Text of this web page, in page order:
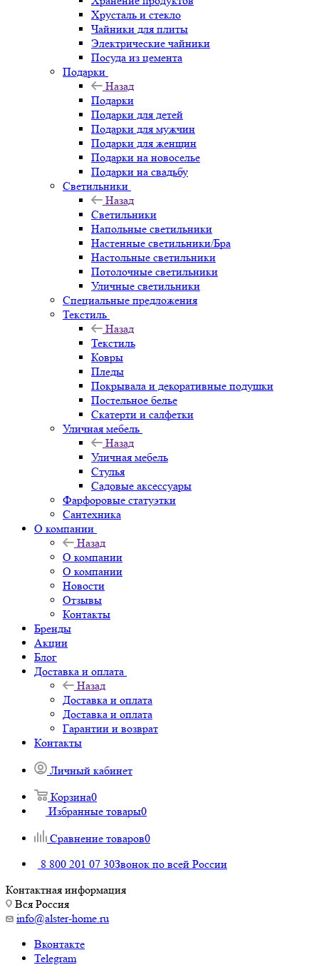
Хрусталь и стекло
Чайники для плиты
Электрические чайники
Посуда из цемента
Подарки
Назад
Подарки
Подарки для детей
Подарки для мужчин
Подарки для женщин
Подарки на новоселье
Подарки на свадьбу
Светильники
Назад
Светильники
Напольные светильники
Настенные светильники/Бра
Настольные светильники
Потолочные светильники
Уличные светильники
Специальные предложения
Текстиль
Назад
Текстиль
Ковры
Пледы
Покрывала и декоративные подушки
Постельное белье
Скатерти и салфетки
Уличная мебель
Назад
Уличная мебель
Стулья
Садовые аксессуары
Фарфоровые статуэтки
Сантехника
О компании
Назад
О компании
О компании
Новости
Отзывы
Контакты
Бренды
Акции
Блог
Доставка и оплата
Назад
Доставка и оплата
Доставка и оплата
Гарантии и возврат
Контакты
Личный кабинет
Корзина0
Избранные товары0
Сравнение товаров0
8 800 201 07 30Звонок по всей России
Контактная информация
Вся Россия
info@alster-home.ru
Вконтакте
Telegram